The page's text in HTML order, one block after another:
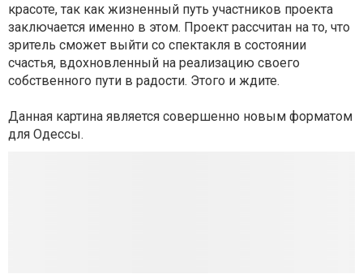
красоте, так как жизненный путь участников проекта
заключается именно в этом. Проект рассчитан на то, что
зритель сможет выйти со спектакля в состоянии
счастья, вдохновленный на реализацию своего
собственного пути в радости. Этого и ждите.
Данная картина является совершенно новым форматом
для Одессы.